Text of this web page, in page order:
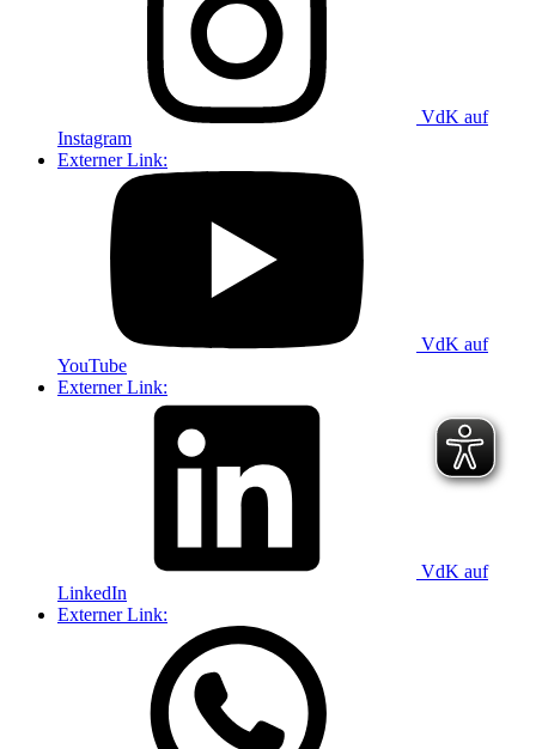
VdK auf
Instagram
Externer Link:
VdK auf
YouTube
Externer Link:
VdK auf
LinkedIn
Externer Link: